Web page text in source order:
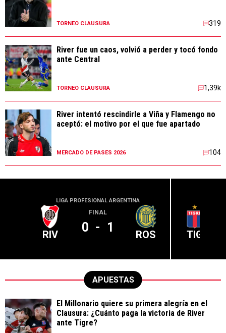
TORNEO CLAUSURA 319
River fue un caos, volvió a perder y tocó fondo
ante Central
TORNEO CLAUSURA 1,39k
River intentó rescindirle a Viña y Flamengo no
aceptó: el motivo por el que fue apartado
MERCADO DE PASES 2026 104
LIGA PROFESIONAL ARGENTINA
RIV
FINAL
0 - 1 ROS TIG
APUESTAS
El Millonario quiere su primera alegría en el
Clausura: ¿Cuánto paga la victoria de River
ante Tigre?